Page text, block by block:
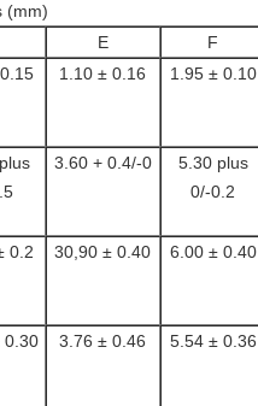
(mm)
E
F
1.10 ± 0.16 1.95 ± 0.10
3.60 + 0.4/-0
5.30 plus
0/-0.2
0.2 30,90 ± 0.40 6.00 ± 0.40
0.30 3.76 ± 0.46 5.54 ± 0.36